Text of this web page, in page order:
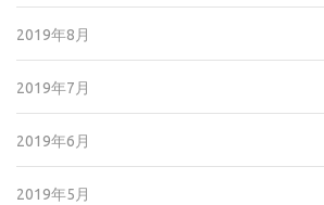
2019年8月
2019年7月
2019年6月
2019年5月